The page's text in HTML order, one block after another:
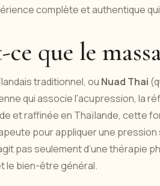
complète et authentique
ce que le
traditionnel, ou Nuad Thai
qui associe l'acupression, la
et raffinée en Thaïlande, cette
pour appliquer une
pas seulement d’une thérapie
le bien-être général.